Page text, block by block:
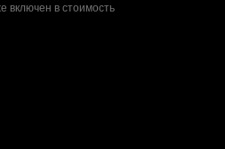
включен в стоимость